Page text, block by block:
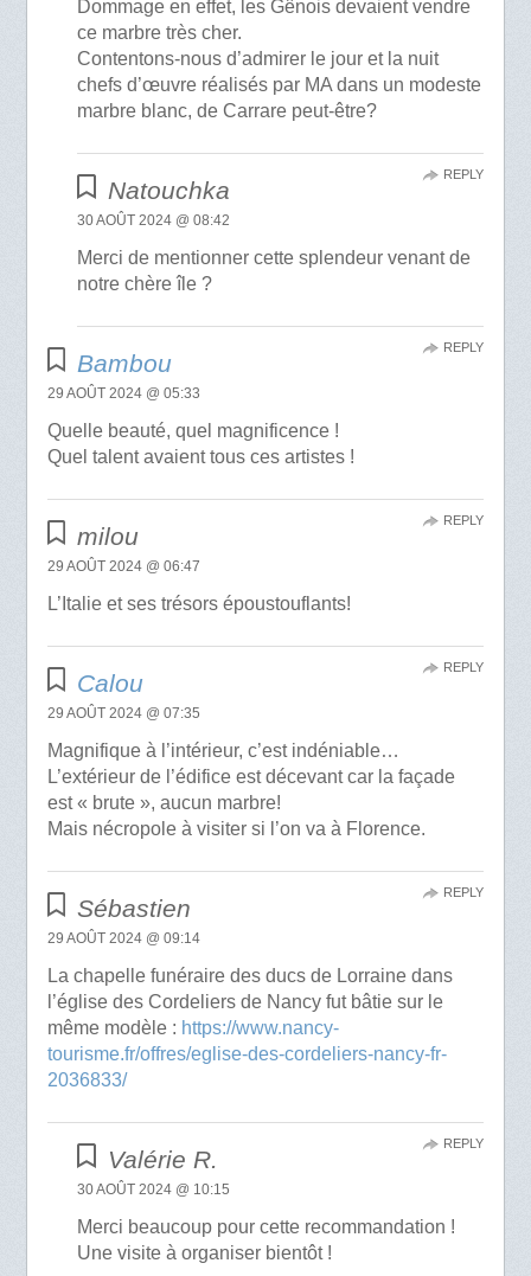
Dommage en effet, les Gênois devaient vendre
ce marbre très cher.
Contentons-nous d’admirer le jour et la nuit
chefs d’œuvre réalisés par MA dans un modeste
marbre blanc, de Carrare peut-être?
Natouchka
30 AOÛT 2024 @ 08:42
Merci de mentionner cette splendeur venant de
notre chère île ?
REPLY
Bambou
29 AOÛT 2024 @ 05:33
Quelle beauté, quel magnificence !
Quel talent avaient tous ces artistes !
REPLY
milou
29 AOÛT 2024 @ 06:47
L’Italie et ses trésors époustouflants!
REPLY
Calou
29 AOÛT 2024 @ 07:35
Magnifique à l’intérieur, c’est indéniable…
L’extérieur de l’édifice est décevant car la façade
est « brute », aucun marbre!
Mais nécropole à visiter si l’on va à Florence.
REPLY
Sébastien
29 AOÛT 2024 @ 09:14
La chapelle funéraire des ducs de Lorraine dans
l’église des Cordeliers de Nancy fut bâtie sur le
même modèle : https://www.nancy-
tourisme.fr/offres/eglise-des-cordeliers-nancy-fr-
2036833/
REPLY
Valérie R.
30 AOÛT 2024 @ 10:15
Merci beaucoup pour cette recommandation !
Une visite à organiser bientôt !
REPLY